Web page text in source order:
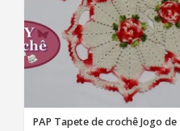
PAP Tapete de crochê Jogo